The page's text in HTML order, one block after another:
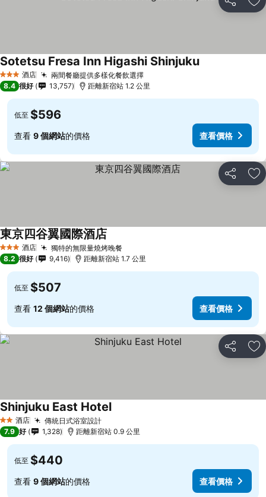
分享 放
3 星級 酒店 兩間餐廳提供多樣化餐飲選擇
Sotetsu Fresa Inn Higashi Shinjuku
8.4 很好 13,757 距離新宿站 1.2 公里
低至 $596
查看 9 個網站的價格 查看價格
分享 放
3 星級 酒店 獨特的無限量燒烤晚餐
東京四谷翼國際酒店
8.2 很好 9,416 距離新宿站 1.7 公里
低至 $507
查看 12 個網站的價格 查看價格
分享 放
2 星級酒店 傳統日式浴室設計
Shinjuku East Hotel
7.9 好 1,328 距離新宿站 0.9 公里
低至 $440
查看 9 個網站的價格 查看價格